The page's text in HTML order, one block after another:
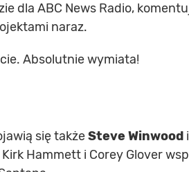
dla ABC News Radio,
naraz.
Absolutnie wymiata!
się takżeSteve Winwood i
Kirk Hammett i Corey Glover